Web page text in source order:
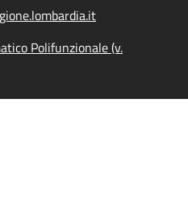
Polifunzionale (v.